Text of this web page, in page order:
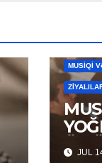
MUSİQİ
JUL